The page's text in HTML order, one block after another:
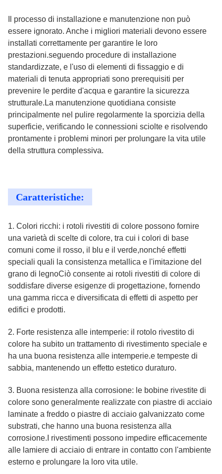
Il processo di installazione e manutenzione non può
essere ignorato. Anche i migliori materiali devono essere
installati correttamente per garantire le loro
prestazioni.seguendo procedure di installazione
standardizzate, e l'uso di elementi di fissaggio e di
materiali di tenuta appropriati sono prerequisiti per
prevenire le perdite d'acqua e garantire la sicurezza
strutturale.La manutenzione quotidiana consiste
principalmente nel pulire regolarmente la sporcizia della
superficie, verificando le connessioni sciolte e risolvendo
prontamente i problemi minori per prolungare la vita utile
della struttura complessiva.
Caratteristiche:
1. Colori ricchi: i rotoli rivestiti di colore possono fornire
una varietà di scelte di colore, tra cui i colori di base
comuni come il rosso, il blu e il verde,nonché effetti
speciali quali la consistenza metallica e l'imitazione del
grano di legnoCiò consente ai rotoli rivestiti di colore di
soddisfare diverse esigenze di progettazione, fornendo
una gamma ricca e diversificata di effetti di aspetto per
edifici e prodotti.
2. Forte resistenza alle intemperie: il rotolo rivestito di
colore ha subito un trattamento di rivestimento speciale e
ha una buona resistenza alle intemperie.e tempeste di
sabbia, mantenendo un effetto estetico duraturo.
3. Buona resistenza alla corrosione: le bobine rivestite di
colore sono generalmente realizzate con piastre di acciaio
laminate a freddo o piastre di acciaio galvanizzato come
substrati, che hanno una buona resistenza alla
corrosione.I rivestimenti possono impedire efficacemente
alle lamiere di acciaio di entrare in contatto con l'ambiente
esterno e prolungare la loro vita utile.